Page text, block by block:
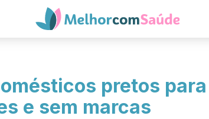
pretos para
e sem marcas